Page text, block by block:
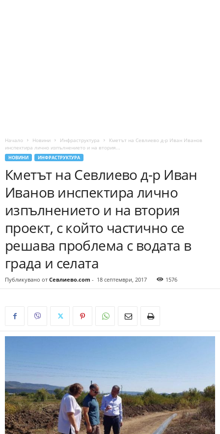
Начало Новини Инфраструктура
Кметът на Севлиево д-р Иван Иванов
инспектира лично изпълнението и на втория...
НОВИНИ ИНФРАСТРУКТУРА
Кметът на Севлиево д-р Иван
Иванов инспектира лично
изпълнението и на втория
проект, с който частично се
решава проблема с водата в
града и селата
Публикувано от Севлиево.com - 18 септември, 2017 1576